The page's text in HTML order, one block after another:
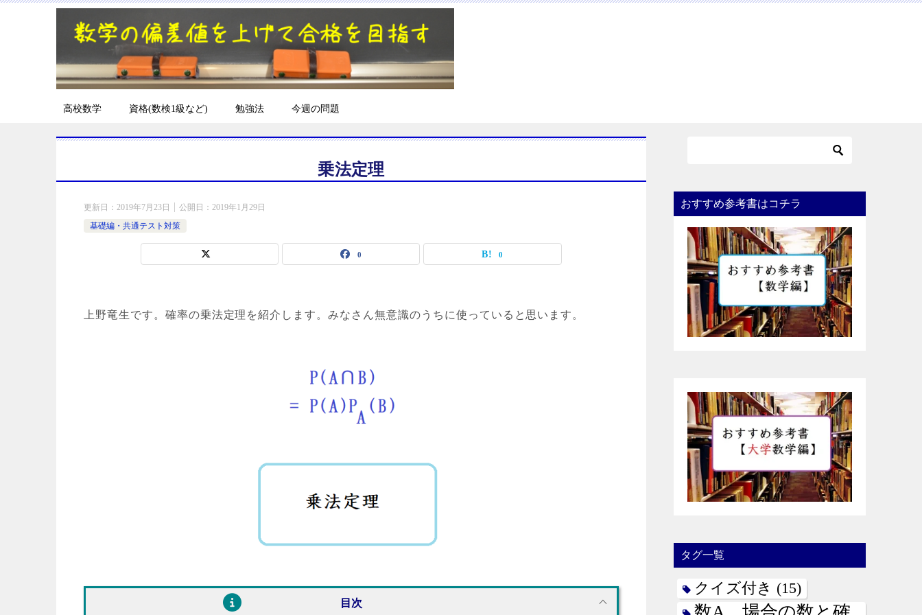
高校数学 資格(数検1級など) 勉強法 今週の問題
乗法定理
更新日： 2019年7月23日 公開日： 2019年1月29日
基礎編・共通テスト対策
0 0
上野竜生です。確率の乗法定理を紹介します。みなさん無意識のうちに使っていると思います。
目次
おすすめ参考書はコチラ
タグ一覧
クイズ付き (15)